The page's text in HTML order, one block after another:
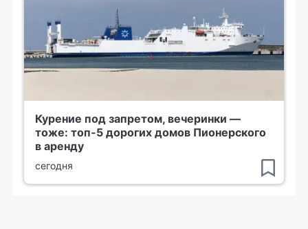
Курение под запретом, вечеринки —
тоже: топ-5 дорогих домов Пионерского
в аренду
сегодня